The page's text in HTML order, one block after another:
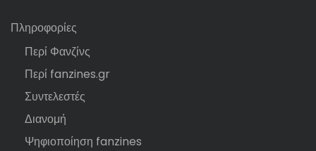
Πληροφορίες
Περί Φανζίνς
Περί fanzines.gr
Συντελεστές
Διανομή
Ψηφιοποίηση fanzines